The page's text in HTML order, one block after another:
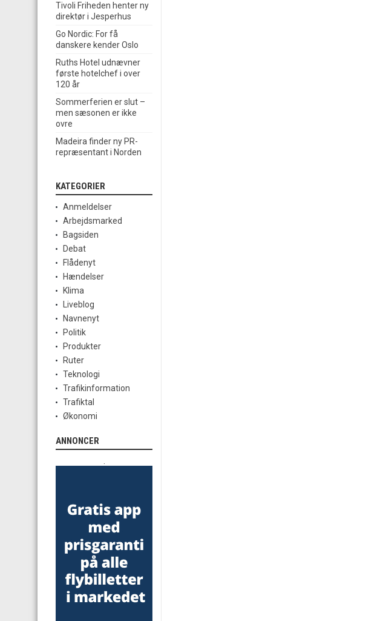
Tivoli Friheden henter ny
direktør i Jesperhus
Go Nordic: For få
danskere kender Oslo
Ruths Hotel udnævner
første hotelchef i over
120 år
Sommerferien er slut –
men sæsonen er ikke
ovre
Madeira finder ny PR-
repræsentant i Norden
KATEGORIER
Anmeldelser
Arbejdsmarked
Bagsiden
Debat
Flådenyt
Hændelser
Klima
Liveblog
Navnenyt
Politik
Produkter
Ruter
Teknologi
Trafikinformation
Trafiktal
Økonomi
ANNONCER